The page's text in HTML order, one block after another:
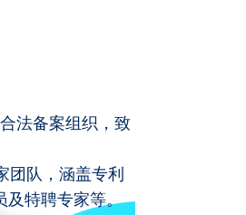
法备案组织，致
队，涵盖专利
及特聘专家等。